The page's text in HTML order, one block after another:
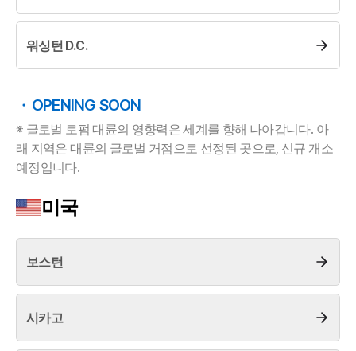
대륜소개
오시는 길
고객의 소리
AI대륜
법률정보
워싱턴 D.C.
OPENING SOON
※ 글로벌 로펌 대륜의 영향력은 세계를 향해 나아갑니다. 아
래 지역은 대륜의 글로벌 거점으로 선정된 곳으로, 신규 개소
예정입니다.
미국
보스턴
시카고